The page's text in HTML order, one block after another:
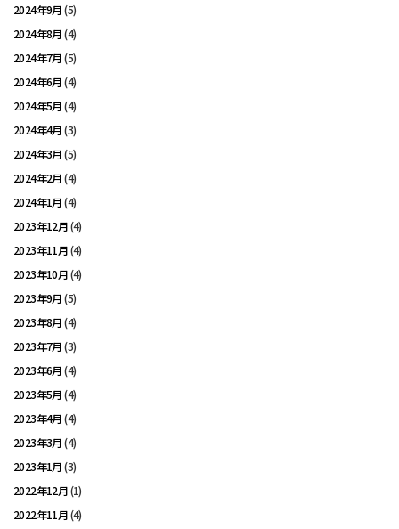
2024年9月(5)
2024年8月(4)
2024年7月(5)
2024年6月(4)
2024年5月(4)
2024年4月(3)
2024年3月(5)
2024年2月(4)
2024年1月(4)
2023年12月(4)
2023年11月(4)
2023年10月(4)
2023年9月(5)
2023年8月(4)
2023年7月(3)
2023年6月(4)
2023年5月(4)
2023年4月(4)
2023年3月(4)
2023年1月(3)
2022年12月(1)
2022年11月(4)